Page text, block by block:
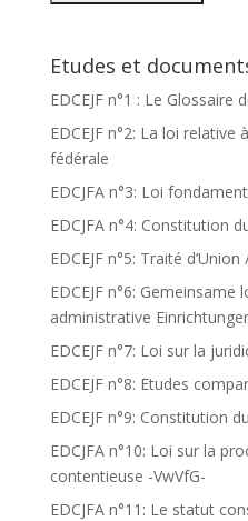
Etudes et
EDCEJF n°1 : Le
EDCEJF n°2: La loi
fédérale
EDCJFA n°3: Loi
EDCJFA n°4: Constitution
EDCEJF n°5: Traité
EDCEJF n°6:
administrative
EDCEJF n°7: Loi sur la
EDCEJF n°8: Etudes
EDCEJF n°9: Constitution
EDCJFA n°10: Loi sur la
contentieuse -VwVfG-
EDCJFA n°11: Le statut